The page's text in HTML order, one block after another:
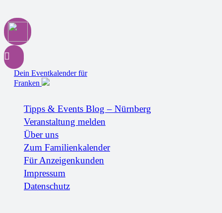
Dein Eventkalender für
Franken
Tipps & Events Blog – Nürnberg
Veranstaltung melden
Über uns
Zum Familienkalender
Für Anzeigenkunden
Impressum
Datenschutz